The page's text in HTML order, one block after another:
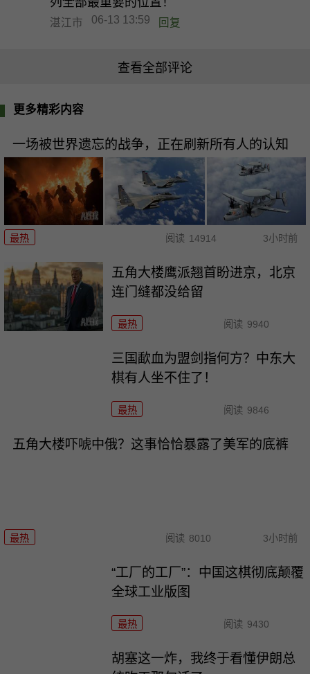
湛江市 06-13 13:59 回复
查看全部评论
更多精彩内容
一场被世界遗忘的战争，正在刷新所有人的认知
最热 阅读 14914 3小时前
五角大楼鹰派翘首盼进京，北京
连门缝都没给留
最热 阅读 9940
三国歃血为盟剑指何方？中东大
棋有人坐不住了！
最热 阅读 9846
五角大楼吓唬中俄？这事恰恰暴露了美军的底裤
最热 阅读 8010 3小时前
“工厂的工厂”：中国这棋彻底颠覆
全球工业版图
最热 阅读 9430
胡塞这一炸，我终于看懂伊朗总